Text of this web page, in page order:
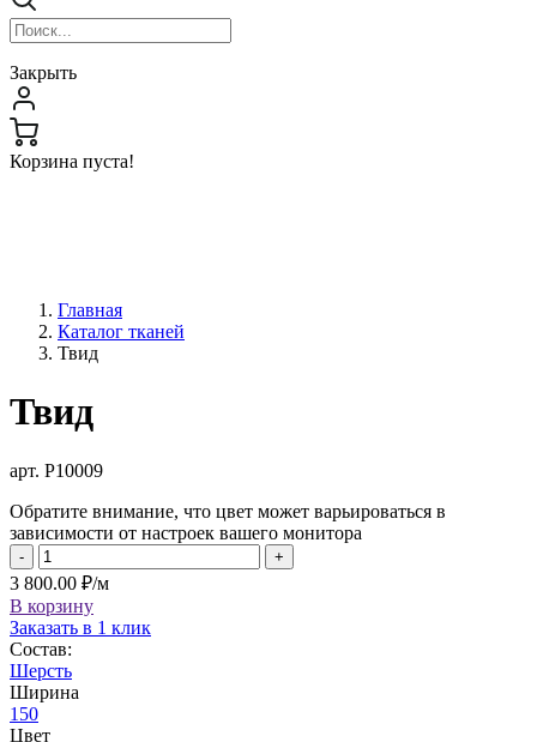
Закрыть
Корзина пуста!
Главная
Каталог тканей
Твид
Твид
арт. Р10009
Обратите внимание, что цвет может варьироваться в
зависимости от настроек вашего монитора
- +
3 800.00 ₽/м
В корзину
Заказать в 1 клик
Состав:
Шерсть
Ширина
150
Цвет